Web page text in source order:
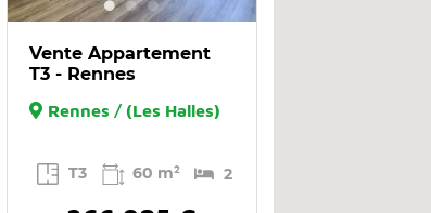
Vente Appartement
T3 - Rennes
Rennes / (Les Halles)
T3 60 m² 2